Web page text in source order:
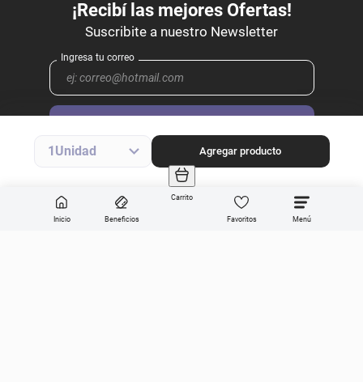
Inicio Beneficios
Carrito
Favoritos
1 Agregar producto
Sobre Get the look